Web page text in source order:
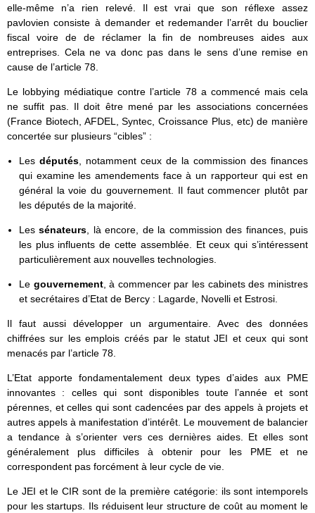
elle-même n’a rien relevé. Il est vrai que son réflexe assez
pavlovien consiste à demander et redemander l’arrêt du bouclier
fiscal voire de de réclamer la fin de nombreuses aides aux
entreprises. Cela ne va donc pas dans le sens d’une remise en
cause de l’article 78.
Le lobbying médiatique contre l’article 78 a commencé mais cela
ne suffit pas. Il doit être mené par les associations concernées
(France Biotech, AFDEL, Syntec, Croissance Plus, etc) de manière
concertée sur plusieurs “cibles” :
Les députés, notamment ceux de la commission des finances
qui examine les amendements face à un rapporteur qui est en
général la voie du gouvernement. Il faut commencer plutôt par
les députés de la majorité.
Lessénateurs , là encore, de la commission des finances, puis
les plus influents de cette assemblée. Et ceux qui s’intéressent
particulièrement aux nouvelles technologies.
Le gouvernement, à commencer par les cabinets des ministres
et secrétaires d’Etat de Bercy : Lagarde, Novelli et Estrosi.
Il faut aussi développer un argumentaire. Avec des données
chiffrées sur les emplois créés par le statut JEI et ceux qui sont
menacés par l’article 78.
L’Etat apporte fondamentalement deux types d’aides aux PME
innovantes : celles qui sont disponibles toute l’année et sont
pérennes, et celles qui sont cadencées par des appels à projets et
autres appels à manifestation d’intérêt. Le mouvement de balancier
a tendance à s’orienter vers ces dernières aides. Et elles sont
généralement plus difficiles à obtenir pour les PME et ne
correspondent pas forcément à leur cycle de vie.
Le JEI et le CIR sont de la première catégorie: ils sont intemporels
pour les startups. Ils réduisent leur structure de coût au moment le